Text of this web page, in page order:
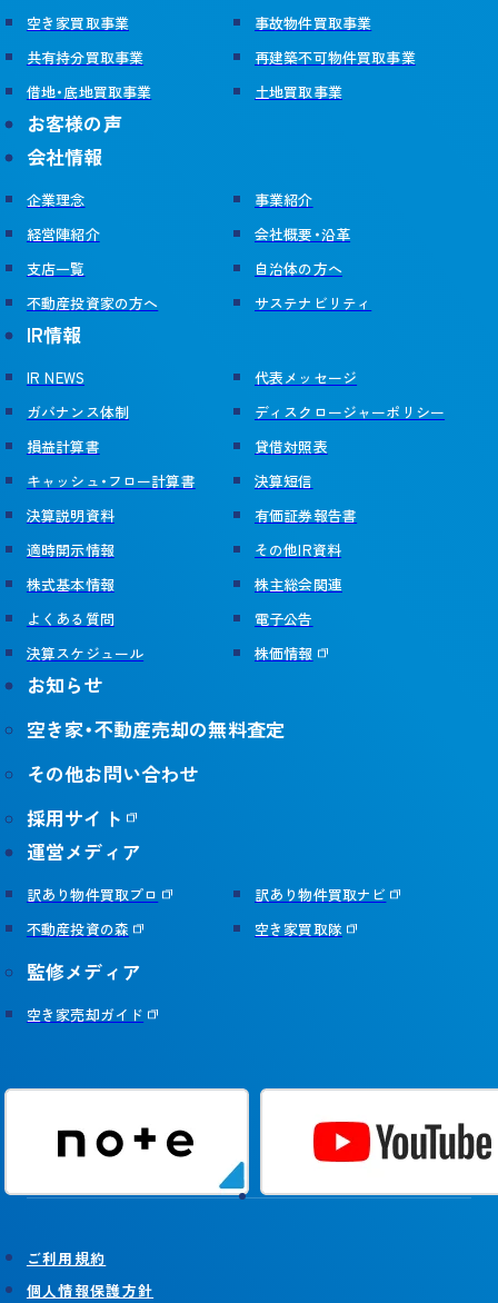
不動産投資の森
空き家買取隊
空き家買取事業
事故物件買取事業
共有持分買取事業
再建築不可物件買取事業
借地・底地買取事業
土地買取事業
お客様の声
会社情報
企業理念
事業紹介
経営陣紹介
会社概要・沿革
支店一覧
自治体の方へ
不動産投資家の方へ
サステナビリティ
IR情報
IR NEWS
代表メッセージ
ガバナンス体制
ディスクロージャーポリシー
損益計算書
貸借対照表
キャッシュ・フロー計算書
決算短信
決算説明資料
有価証券報告書
適時開示情報
その他IR資料
株式基本情報
株主総会関連
よくある質問
電子公告
決算スケジュール
株価情報
お知らせ
空き家・不動産売却の無料査定
その他お問い合わせ
採用サイト
運営メディア
訳あり物件買取プロ
訳あり物件買取ナビ
不動産投資の森
空き家買取隊
監修メディア
空き家売却ガイド
ご利用規約
個人情報保護方針